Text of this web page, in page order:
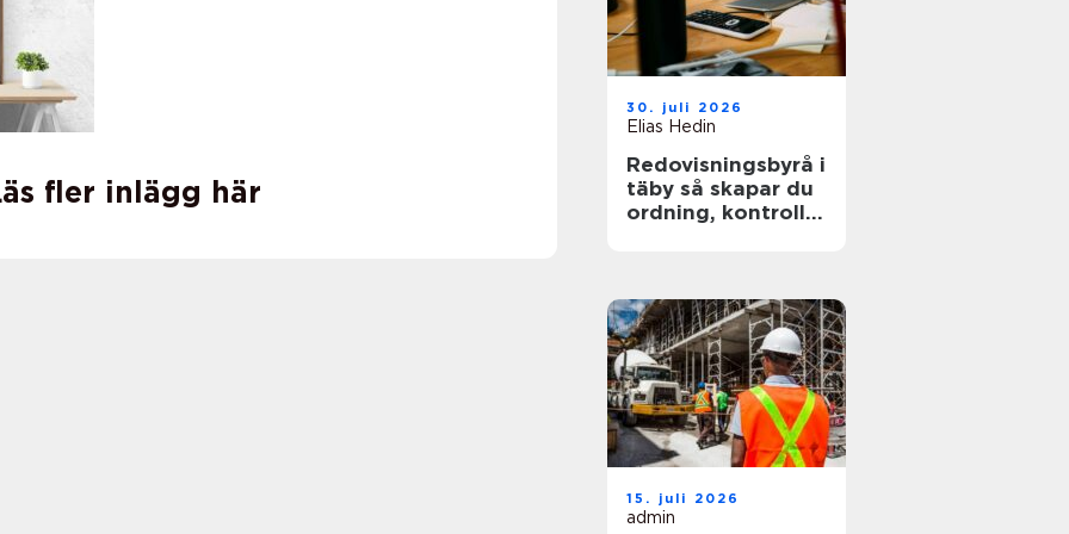
fler inlägg här
30. juli 2026
Elias Hedin
Redovisningsbyrå i
täby så skapar du
ordning, kontroll
15. juli 2026
admin